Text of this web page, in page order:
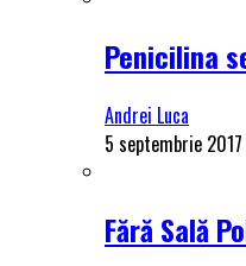
Penicilina
Andrei Luca
5 septembrie 2017
Fără Sală